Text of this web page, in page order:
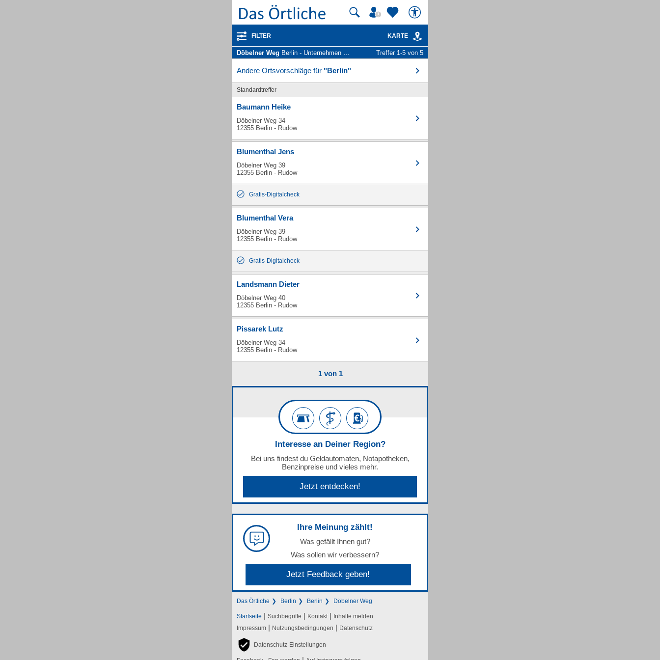
FILTER KARTE
Döbelner Weg Berlin - Unternehmen und Personen Treffer 1-5 von 5
Andere Ortsvorschläge für "Berlin"
Standardtreffer
Baumann Heike
Döbelner Weg 34
12355 Berlin - Rudow
Blumenthal Jens
Döbelner Weg 39
12355 Berlin - Rudow
Gratis-Digitalcheck
Blumenthal Vera
Döbelner Weg 39
12355 Berlin - Rudow
Gratis-Digitalcheck
Landsmann Dieter
Döbelner Weg 40
12355 Berlin - Rudow
Pissarek Lutz
Döbelner Weg 34
12355 Berlin - Rudow
1 von 1
Interesse an Deiner Region?
Bei uns findest du Geldautomaten, Notapotheken,
Benzinpreise und vieles mehr.
Jetzt entdecken!
Ihre Meinung zählt!
Was gefällt Ihnen gut?
Was sollen wir verbessern?
Jetzt Feedback geben!
Das Örtliche Berlin Berlin Döbelner Weg
Startseite | Suchbegriffe | Kontakt | Inhalte melden
Impressum | Nutzungsbedingungen | Datenschutz
Datenschutz-Einstellungen